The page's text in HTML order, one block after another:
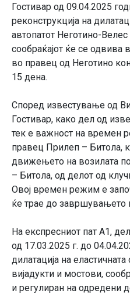
Гостивар од 09.04.2025
реконструкција на
автопатот Неготино-
сообраќајот ќе се одвива
во правец од Неготино
15 дена.
Според известување од
Гостивар, како дел од
тек е важност на времен
правец Прилеп – Битола,
движењето на возилата
– Битола, од делот од
Овој времен режим е
ќе трае до завршувањето
На експресниот пат А1,
од 17.03.2025 г. до
дилатација на еластичната
вијадукти и мостови,
и регулиран на одредени